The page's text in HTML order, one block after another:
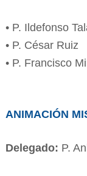
• P. Ildefonso
• P. César Ruiz
• P. Francisco
ANIMACIÓN
Delegado: P.